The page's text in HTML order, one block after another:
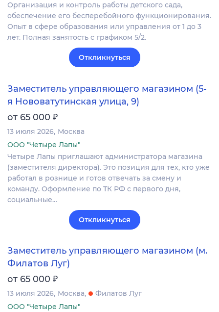
Организация и контроль работы детского сада,
обеспечение его бесперебойного функционирования.
Опыт в сфере образования или управления от 1 до 3
лет. Полная занятость с графиком 5/2.
Откликнуться
Заместитель управляющего магазином (5-
я Нововатутинская улица, 9)
от 65 000 ₽
13 июля 2026 Москва
ООО "Четыре Лапы"
Четыре Лапы приглашают администратора магазина
(заместителя директора). Это позиция для тех, кто уже
работал в рознице и готов отвечать за смену и
команду. Оформление по ТК РФ с первого дня,
социальные…
Откликнуться
Заместитель управляющего магазином (м.
Филатов Луг)
от 65 000 ₽
13 июля 2026 Москва
Филатов Луг
ООО "Четыре Лапы"